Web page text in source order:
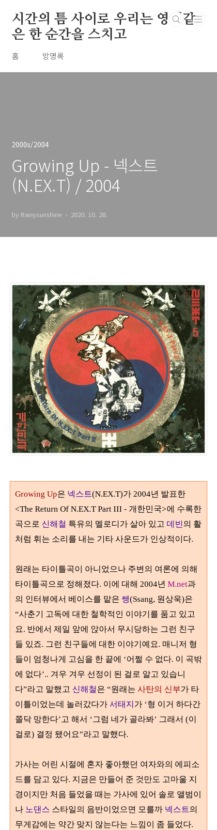
시간의 틈 사이로 우리는 영원같
은 한 순간을 스치고
홈 방명록
2000s/2004
Growing Up - 넥스트
(N.EX.T) / 2004
by Rainysunshine 2020. 10. 28.
Growing Up은 넥스트(N.EX.T)가 2004년 발표한
<The Return Of N.EX.T Part III - 개한민국>에 수록한
곡으로 신해철 특유의 멜로디가 살아 있고 데빈의 활
처럼 휘는 소리를 내는 기타 사운드가 인상적이다.
원래는 타이틀곡이 아니었으나 주변의 여론에 의해
타이틀곡으로 정해졌다. 이에 대해 2004년 M.net과
의 인터뷰에서 베이스를 맡은 쌩(Ssang, 원상욱)은
“사춘기 고독에 대한 철학적인 이야기를 품고 있고
요. 반에서 제일 앞에 앉아서 무시당하는 그런 친구
들 있죠. 그런 친구들에 대한 이야기예요. 매니저 형
들이 엄청나게 고심을 한 끝에 ‘어쩔 수 없다. 이 곡밖
에 없다’.. 겨우 겨우 선정이 된 걸로 알고 있습니
다”라고 말했고 신해철은 “원래는 사탄의 신부가 타
이틀이었는데 놀러갔다가 서태지 가 ‘형 이거 하다간
쫄닥 망한다’고 해서 ‘그럼 네가 골라봐’ 그래서 (이
걸로) 결정 됐어요”라고 말했다.
가사는 어린 시절에 혼자 좋아했던 여자와의 에피소
드를 담고 있다. 지금은 만들어 준 것만도 고마울 지
경이지만 처음 들었을 때는 가사에 있어 솔로 앨범이
나 노댄스 스타일의 음반이었으면 모를까 넥스트의
무게감에는 약간 맞지 않는다는 느낌이 좀 들었다.